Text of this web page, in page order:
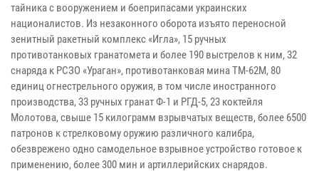
тайника с вооружением и боеприпасами украинских
националистов. Из незаконного оборота изъято переносной
зенитный ракетный комплекс «Игла», 15 ручных
противотанковых гранатомета и более 190 выстрелов к ним, 32
снаряда к РСЗО «Ураган», противотанковая мина ТМ-62М, 80
единиц огнестрельного оружия, в том числе иностранного
производства, 33 ручных гранат Ф-1 и РГД-5, 23 коктейля
Молотова, свыше 15 килограмм взрывчатых веществ, более 6500
патронов к стрелковому оружию различного калибра,
обезврежено одно самодельное взрывное устройство готовое к
применению, более 300 мин и артиллерийских снарядов.